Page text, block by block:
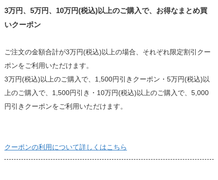
3万円、5万円、10万円(税込)以上のご購入で、お得なまとめ買
いクーポン
ご注文の金額合計が3万円(税込)以上の場合、それぞれ限定割引クー
ポンをご利用いただけます。
3万円(税込)以上のご購入で、1,500円引きクーポン・5万円(税込)以
上のご購入で、1,500円引き・10万円(税込)以上のご購入で、5,000
円引きクーポンをご利用いただけます。
クーポンの利用について詳しくはこちら